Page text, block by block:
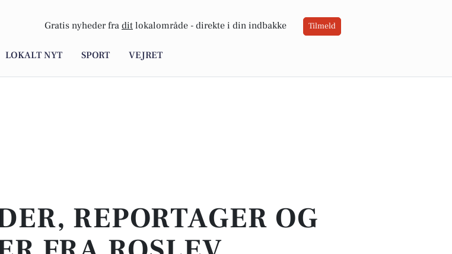
Gratis nyheder fra dit lokalområde - direkte i din indbakke Tilmeld
LOKALT NYT SPORT VEJRET
REPORTAGER OG